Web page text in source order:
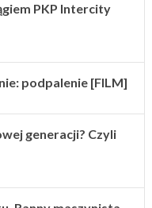
PKP Intercity
podpalenie [FILM]
generacji? Czyli